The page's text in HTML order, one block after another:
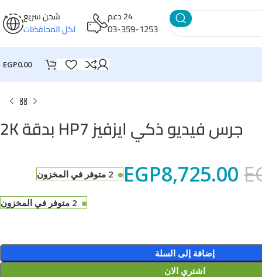
24 دعم
03-359-1253
شحن سريع
لكل المحافظات
EGP0.00
جرس فيديو ذكي ايزفيز HP7 بدقة 2K
EGP8,725.00 2 متوفر في المخزون
2 متوفر في المخزون
إضافة إلى السلة
اشتري الان